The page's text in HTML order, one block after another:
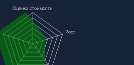
Оценка стоимости
Рост